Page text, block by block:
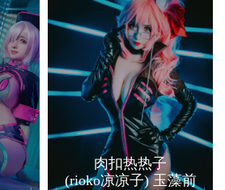
肉扣热热子
(rioko凉凉子) 玉藻前